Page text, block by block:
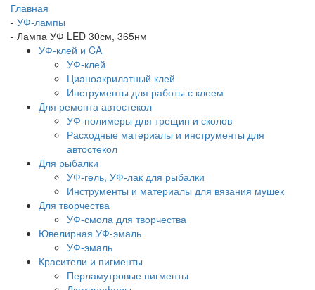
Главная
- УФ-лампы
- Лампа УФ LED 30см, 365нм
УФ-клей и CA
УФ-клей
Цианоакрилатный клей
Инструменты для работы с клеем
Для ремонта автостекол
УФ-полимеры для трещин и сколов
Расходные материалы и инструменты для
автостекол
Для рыбалки
УФ-гель, УФ-лак для рыбалки
Инструменты и материалы для вязания мушек
Для творчества
УФ-смола для творчества
Ювелирная УФ-эмаль
УФ-эмаль
Красители и пигменты
Перламутровые пигменты